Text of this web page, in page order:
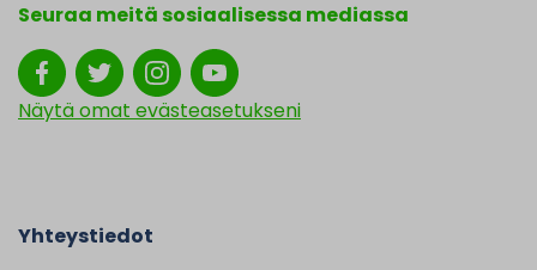
Seuraa meitä sosiaalisessa mediassa
Näytä omat evästeasetukseni
Yhteystiedot